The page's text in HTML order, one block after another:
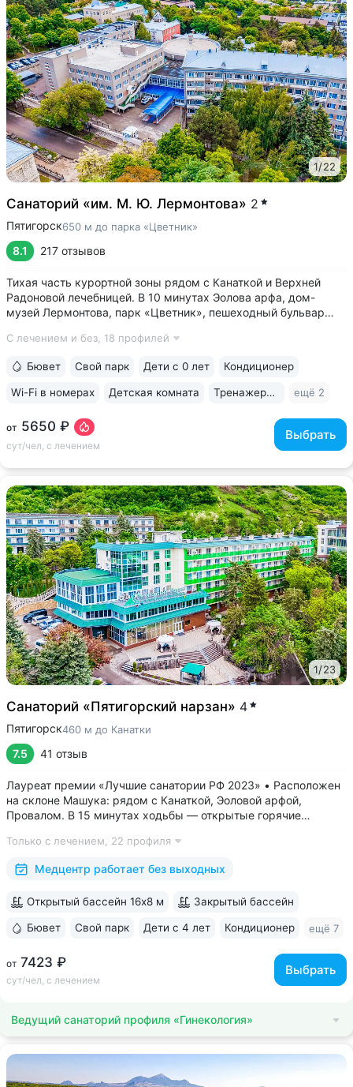
1/22
Санаторий «им. М. Ю. Лермонтова» 2
Пятигорск650 м до парка «Цветник»
8.1 217 отзывов
Тихая часть курортной зоны рядом с Канаткой и Верхней
Радоновой лечебницей. В 10 минутах Эолова арфа, дом-
музей Лермонтова, парк «Цветник», пешеходный бульвар
с минеральной водой № 29. В 2–5 минутах бюветы
С лечением и без, 18 профилей
от 5650 ₽
сут/чел, с лечением
Выбрать
Бювет Свой парк Дети с 0 лет Кондиционер
Wi-Fi в номерах Детская комната Тренажерный зал ещё 2
1/23
Санаторий «Пятигорский нарзан» 4
Пятигорск460 м до Канатки
7.5 41 отзыв
Лауреат премии «Лучшие санатории РФ 2023» • Расположен
на склоне Машука: рядом с Канаткой, Эоловой арфой,
Провалом. В 15 минутах ходьбы — открытые горячие
Эльбрус и Кавказский хребет — наблюдайте самые красивые
рассветы и закаты в городе •...
Только с лечением, 22 профиля
Медцентр работает без выходных
от 7423 ₽
сут/чел, с лечением
Выбрать
Открытый бассейн 16х8 м Закрытый бассейн
Бювет Свой парк Дети с 4 лет Кондиционер ещё 7
Ведущий санаторий профиля «Гинекология»